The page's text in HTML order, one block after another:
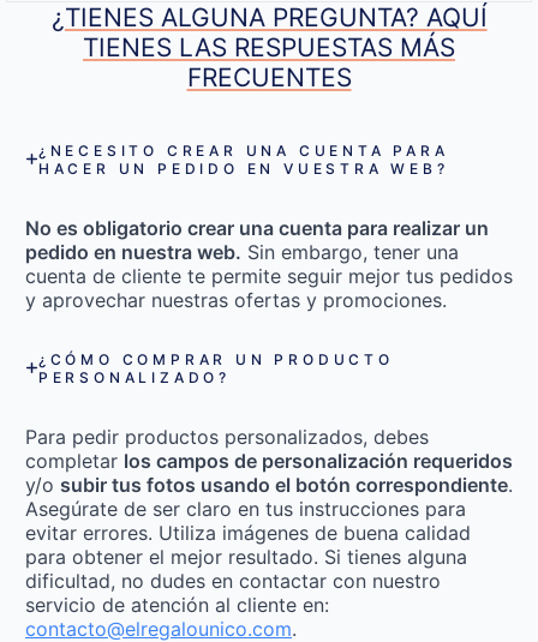
¿TIENES ALGUNA PREGUNTA? AQUÍ
TIENES LAS RESPUESTAS MÁS
FRECUENTES
¿NECESITO CREAR UNA CUENTA PARA
HACER UN PEDIDO EN VUESTRA WEB?
No es obligatorio crear una cuenta para realizar un
pedido en nuestra web. Sin embargo, tener una
cuenta de cliente te permite seguir mejor tus pedidos
y aprovechar nuestras ofertas y promociones.
¿CÓMO COMPRAR UN PRODUCTO
PERSONALIZADO?
Para pedir productos personalizados, debes
completar los campos de personalización requeridos
y/o subir tus fotos usando el botón correspondiente.
Asegúrate de ser claro en tus instrucciones para
evitar errores. Utiliza imágenes de buena calidad
para obtener el mejor resultado. Si tienes alguna
dificultad, no dudes en contactar con nuestro
servicio de atención al cliente en:
contacto@elregalounico.com.